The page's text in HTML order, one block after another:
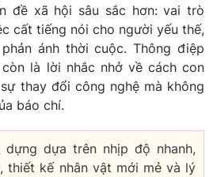
đề xã hội sâu sắc hơn: vai trò
cất tiếng nói cho người yếu thế,
ánh thời cuộc. Thông điệp
là lời nhắc nhở về cách con
thay đổi công nghệ mà không
báo chí.
dựa trên nhịp độ nhanh,
thiết kế nhân vật mới mẻ và lý